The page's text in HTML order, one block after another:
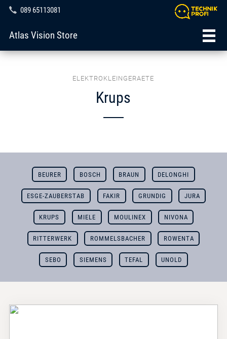
089 65113081
Atlas Vision Store
ELEKTROKLEINGERAETE
Krups
BEURER BOSCH BRAUN DELONGHI
ESGE-ZAUBERSTAB FAKIR GRUNDIG JURA
KRUPS MIELE MOULINEX NIVONA
RITTERWERK ROMMELSBACHER ROWENTA
SEBO SIEMENS TEFAL UNOLD